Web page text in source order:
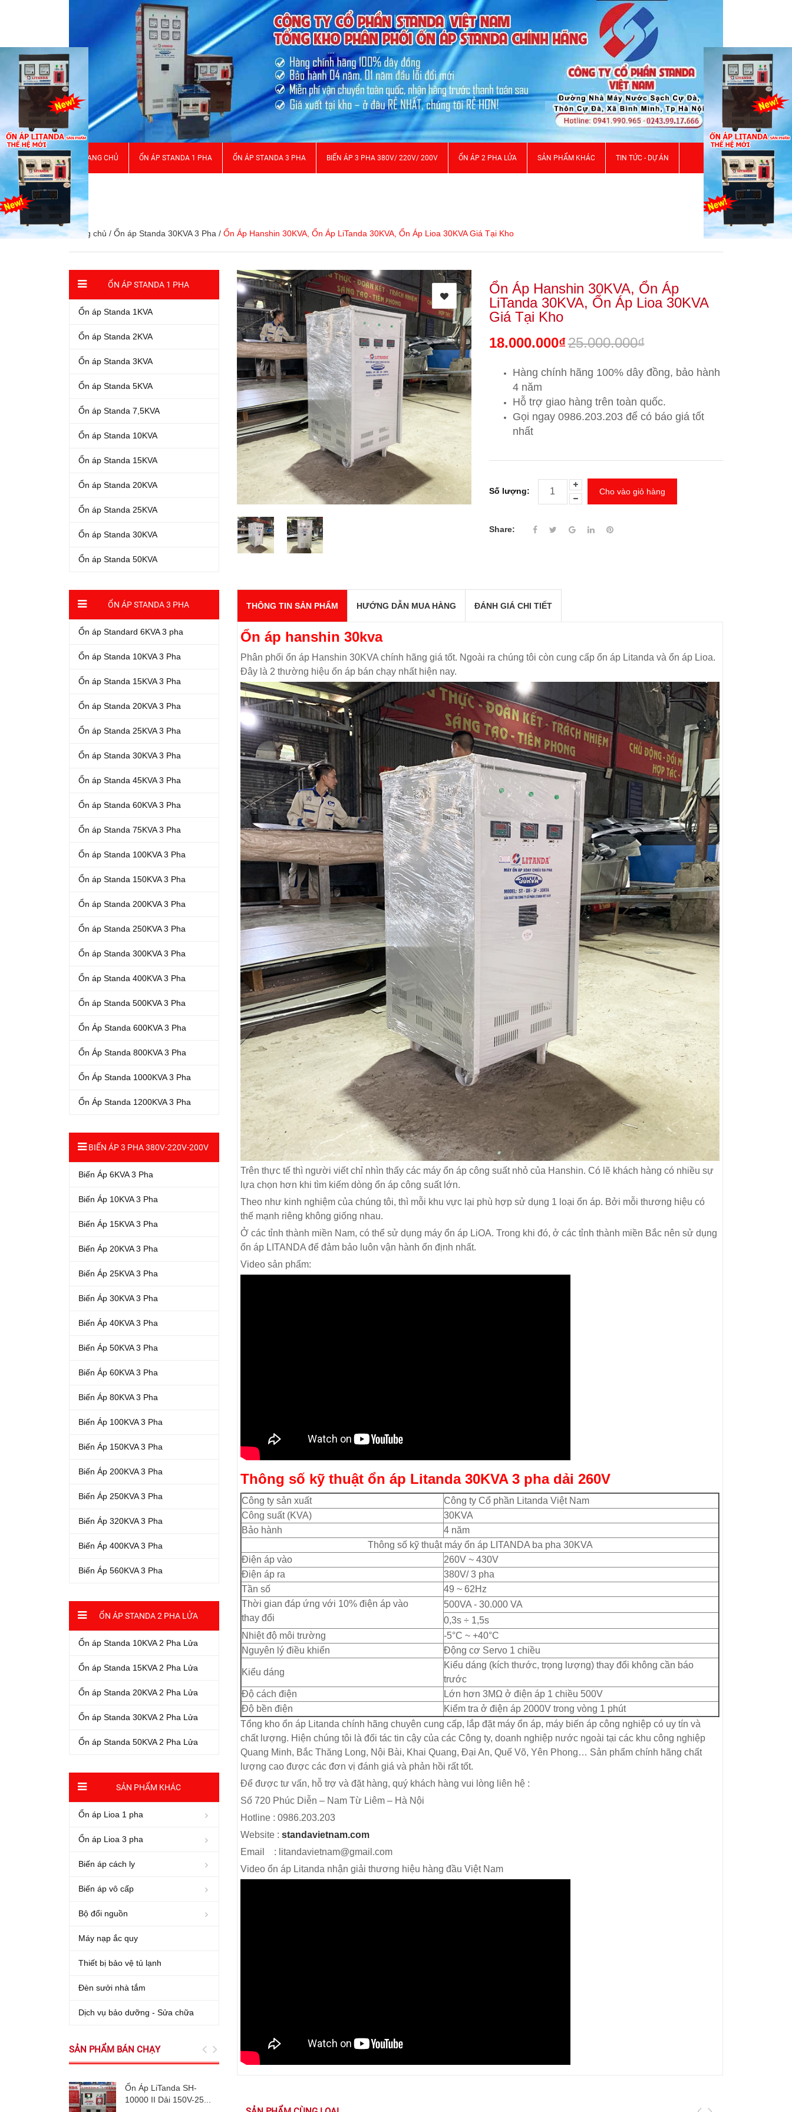
TRANG CHỦ ỔN ÁP STANDA 1 PHA ỔN ÁP STANDA 3 PHA BIẾN ÁP 3 PHA 380V/ 220V/ 200V ỔN ÁP 2 PHA LỬA SẢN PHẨM KHÁC TIN TỨC - DỰ ÁN
Trang chủ / Ổn áp Standa 30KVA 3 Pha / Ổn Áp Hanshin 30KVA, Ổn Áp LiTanda 30KVA, Ổn Áp Lioa 30KVA Giá Tại Kho
ỔN ÁP STANDA 1 PHA
Ổn áp Standa 1KVA
Ổn áp Standa 2KVA
Ổn áp Standa 3KVA
Ổn áp Standa 5KVA
Ổn áp Standa 7,5KVA
Ổn áp Standa 10KVA
Ổn áp Standa 15KVA
Ổn áp Standa 20KVA
Ổn áp Standa 25KVA
Ổn áp Standa 30KVA
Ổn áp Standa 50KVA
ỔN ÁP STANDA 3 PHA
Ổn áp Standard 6KVA 3 pha
Ổn áp Standa 10KVA 3 Pha
Ổn áp Standa 15KVA 3 Pha
Ổn áp Standa 20KVA 3 Pha
Ổn áp Standa 25KVA 3 Pha
Ổn áp Standa 30KVA 3 Pha
Ổn áp Standa 45KVA 3 Pha
Ổn áp Standa 60KVA 3 Pha
Ổn áp Standa 75KVA 3 Pha
Ổn áp Standa 100KVA 3 Pha
Ổn áp Standa 150KVA 3 Pha
Ổn áp Standa 200KVA 3 Pha
Ổn áp Standa 250KVA 3 Pha
Ổn áp Standa 300KVA 3 Pha
Ổn áp Standa 400KVA 3 Pha
Ổn áp Standa 500KVA 3 Pha
Ổn Áp Standa 600KVA 3 Pha
Ổn Áp Standa 800KVA 3 Pha
Ổn Áp Standa 1000KVA 3 Pha
Ổn Áp Standa 1200KVA 3 Pha
BIẾN ÁP 3 PHA 380V-220V-200V
Biến Áp 6KVA 3 Pha
Biến Áp 10KVA 3 Pha
Biến Áp 15KVA 3 Pha
Biến Áp 20KVA 3 Pha
Biến Áp 25KVA 3 Pha
Biến Áp 30KVA 3 Pha
Biến Áp 40KVA 3 Pha
Biến Áp 50KVA 3 Pha
Biến Áp 60KVA 3 Pha
Biến Áp 80KVA 3 Pha
Biến Áp 100KVA 3 Pha
Biến Áp 150KVA 3 Pha
Biến Áp 200KVA 3 Pha
Biến Áp 250KVA 3 Pha
Biến Áp 320KVA 3 Pha
Biến Áp 400KVA 3 Pha
Biến Áp 560KVA 3 Pha
ỔN ÁP STANDA 2 PHA LỬA
Ổn áp Standa 10KVA 2 Pha Lửa
Ổn áp Standa 15KVA 2 Pha Lửa
Ổn áp Standa 20KVA 2 Pha Lửa
Ổn áp Standa 30KVA 2 Pha Lửa
Ổn áp Standa 50KVA 2 Pha Lửa
SẢN PHẨM KHÁC
Ổn áp Lioa 1 pha
Ổn áp Lioa 3 pha
Biến áp cách ly
Biến áp vô cấp
Bộ đổi nguồn
Máy nạp ắc quy
Thiết bị bảo vệ tủ lạnh
Đèn sưởi nhà tắm
Dịch vụ bảo dưỡng - Sửa chữa
SẢN PHẨM BÁN CHẠY
Ổn Áp LiTanda SH-
10000 II Dải 150V-25...
Ổn Áp Hanshin 30KVA, Ổn Áp
LiTanda 30KVA, Ổn Áp Lioa 30KVA
Giá Tại Kho
18.000.000₫25.000.000₫
Hàng chính hãng 100% dây đồng, bảo hành
4 năm
Hỗ trợ giao hàng trên toàn quốc.
Gọi ngay 0986.203.203 để có báo giá tốt
nhất
Số lượng: Cho vào giỏ hàng
Share:
THÔNG TIN SẢN PHẨM HƯỚNG DẪN MUA HÀNG ĐÁNH GIÁ CHI TIẾT
Ổn áp hanshin 30kva
Phân phối ổn áp Hanshin 30KVA chính hãng giá tốt. Ngoài ra chúng tôi còn cung cấp ổn áp Litanda và ổn áp Lioa.
Đây là 2 thường hiệu ổn áp bán chạy nhất hiện nay.
Trên thực tế thì người viết chỉ nhìn thấy các máy ổn áp công suất nhỏ của Hanshin. Có lẽ khách hàng có nhiều sự
lựa chọn hơn khi tìm kiếm dòng ổn áp công suất lớn.
Theo như kinh nghiệm của chúng tôi, thì mỗi khu vực lại phù hợp sử dụng 1 loại ổn áp. Bởi mỗi thương hiệu có
thế mạnh riêng không giống nhau.
Ở các tỉnh thành miền Nam, có thể sử dụng máy ổn áp LiOA. Trong khi đó, ở các tỉnh thành miền Bắc nên sử dụng
ổn áp LITANDA để đảm bảo luôn vận hành ổn định nhất.
Video sản phẩm:
Thông số kỹ thuật ổn áp Litanda 30KVA 3 phadải 260V
Công ty sản xuất
Công ty Cổ phần Litanda Việt Nam
Công suất (KVA)
30KVA
Bảo hành
4 năm
Thông số kỹ thuật máy ổn áp LITANDA ba pha 30KVA
Điện áp vào
260V ~ 430V
Điện áp ra
380V/ 3 pha
Tần số
49 ~ 62Hz
Thời gian đáp ứng với 10% điện áp vào
thay đổi
500VA - 30.000 VA
0,3s ÷ 1,5s
Nhiệt độ môi trường
-5°C ~ +40°C
Nguyên lý điều khiển
Động cơ Servo 1 chiều
Kiểu dáng
Kiểu dáng (kích thước, trọng lượng) thay đổi không cần báo
trước
Độ cách điện
Lớn hơn 3MΩ ở điện áp 1 chiều 500V
Độ bền điện
Kiểm tra ở điện áp 2000V trong vòng 1 phút
Tổng kho ổn áp Litanda chính hãng chuyên cung cấp, lắp đặt máy ổn áp, máy biến áp công nghiệp có uy tín và
chất lượng. Hiện chúng tôi là đối tác tin cậy của các Công ty, doanh nghiệp nước ngoài tại các khu công nghiệp
Quang Minh, Bắc Thăng Long, Nội Bài, Khai Quang, Đại An, Quế Võ, Yên Phong… Sản phẩm chính hãng chất
lượng cao được các đơn vị đánh giá và phản hồi rất tốt.
Để được tư vấn, hỗ trợ và đặt hàng, quý khách hàng vui lòng liên hệ :
Số 720 Phúc Diễn – Nam Từ Liêm – Hà Nội
Hotline : 0986.203.203
Website : standavietnam.com
Email : litandavietnam@gmail.com
Video ổn áp Litanda nhận giải thương hiệu hàng đầu Việt Nam